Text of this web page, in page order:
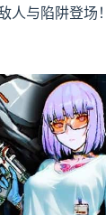
人与陷阱登场！